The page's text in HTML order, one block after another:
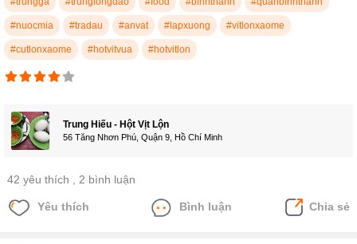
#nuocmia #tradau #anvat #lapxuong #vitlonxaome
#cutlonxaome #hotvitvua #hotvitlon
Trung Hiếu - Hột Vịt Lộn
56 Tăng Nhơn Phú, Quận 9, Hồ Chí Minh
42 yêu thích , 2 bình luận
Yêu thích Bình luận Chia sẻ